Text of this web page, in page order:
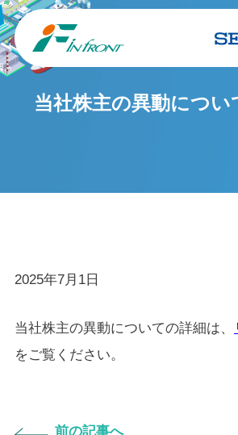
当社株主の異動につい
2025年7月1日
当社株主の異動についての詳細は、
をご覧ください。
前の記事へ